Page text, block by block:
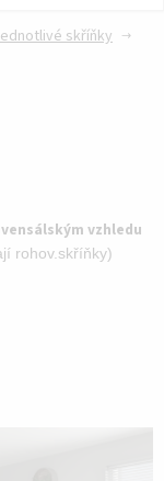
skříňky
vzhledu
rohov.skříňky)